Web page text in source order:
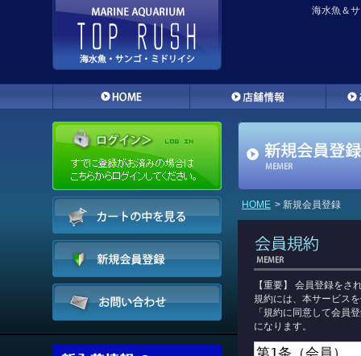
海水魚＆
HOME > 新規会員登録
【重要】 会員登録をさ
規約には、本サービス
「規約に同意して会員
になります。